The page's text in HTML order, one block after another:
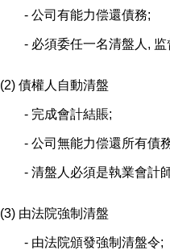
- 公司有能力偿還債務;
- 必須委任一名清盤人, 监
(2) 債權人自動清盤
- 完成會計結賬;
- 公司無能力偿還所有債
- 清盤人必須是執業會計
(3) 由法院強制清盤
- 由法院頒發強制清盤令;